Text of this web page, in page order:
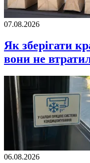
07.08.2026
Як зберігати
вони не
06.08.2026